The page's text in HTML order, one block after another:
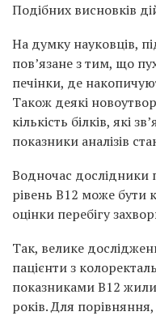
Подібних висновків
На думку науковців,
пов’язане з тим, що
печінки, де
Також деякі
кількість білків, які
показники аналізів
Водночас
рівень B12 може
оцінки перебігу
Так, велике
пацієнти з
показниками B12
років. Для